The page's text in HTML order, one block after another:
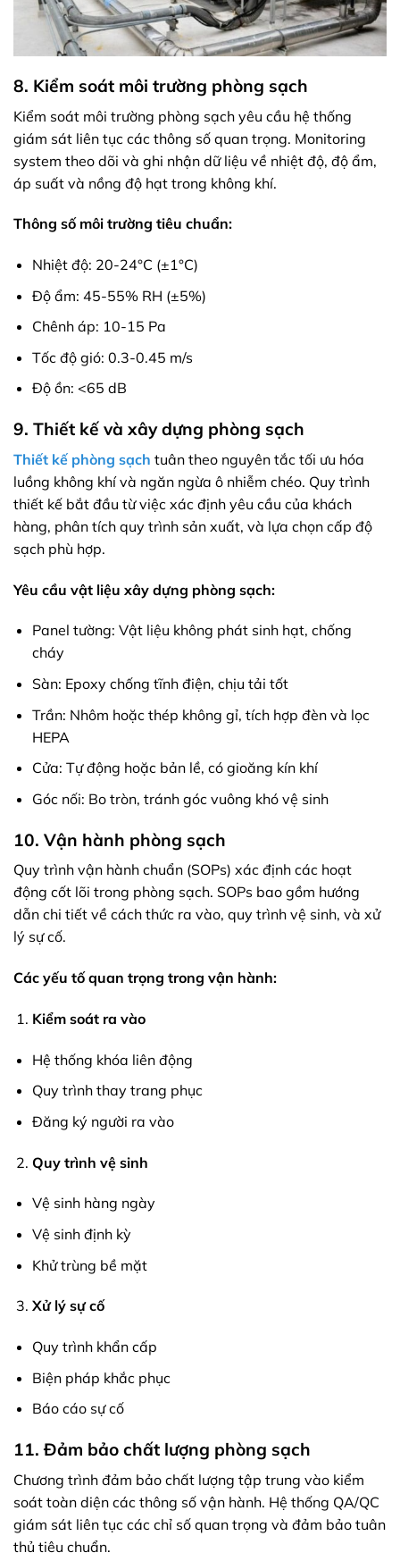
8. Kiểm soát môi trường phòng sạch
Kiểm soát môi trường phòng sạch yêu cầu hệ thống
giám sát liên tục các thông số quan trọng. Monitoring
system theo dõi và ghi nhận dữ liệu về nhiệt độ, độ ẩm,
áp suất và nồng độ hạt trong không khí.
Thông số môi trường tiêu chuẩn:
Nhiệt độ: 20-24°C (±1°C)
Độ ẩm: 45-55% RH (±5%)
Chênh áp: 10-15 Pa
Tốc độ gió: 0.3-0.45 m/s
Độ ồn: <65 dB
9. Thiết kế và xây dựng phòng sạch
Thiết kế phòng sạch tuân theo nguyên tắc tối ưu hóa
luồng không khí và ngăn ngừa ô nhiễm chéo. Quy trình
thiết kế bắt đầu từ việc xác định yêu cầu của khách
hàng, phân tích quy trình sản xuất, và lựa chọn cấp độ
sạch phù hợp.
Yêu cầu vật liệu xây dựng phòng sạch:
Panel tường: Vật liệu không phát sinh hạt, chống
cháy
Sàn: Epoxy chống tĩnh điện, chịu tải tốt
Trần: Nhôm hoặc thép không gỉ, tích hợp đèn và lọc
HEPA
Cửa: Tự động hoặc bản lề, có gioăng kín khí
Góc nối: Bo tròn, tránh góc vuông khó vệ sinh
10. Vận hành phòng sạch
Quy trình vận hành chuẩn (SOPs) xác định các hoạt
động cốt lõi trong phòng sạch. SOPs bao gồm hướng
dẫn chi tiết về cách thức ra vào, quy trình vệ sinh, và xử
lý sự cố.
Các yếu tố quan trọng trong vận hành:
Kiểm soát ra vào
Hệ thống khóa liên động
Quy trình thay trang phục
Đăng ký người ra vào
Quy trình vệ sinh
Vệ sinh hàng ngày
Vệ sinh định kỳ
Khử trùng bề mặt
Xử lý sự cố
Quy trình khẩn cấp
Biện pháp khắc phục
Báo cáo sự cố
11. Đảm bảo chất lượng phòng sạch
Chương trình đảm bảo chất lượng tập trung vào kiểm
soát toàn diện các thông số vận hành. Hệ thống QA/QC
giám sát liên tục các chỉ số quan trọng và đảm bảo tuân
thủ tiêu chuẩn.